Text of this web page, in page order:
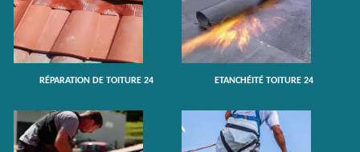
RÉPARATION DE TOITURE 24 ETANCHÉITÉ TOITURE 24